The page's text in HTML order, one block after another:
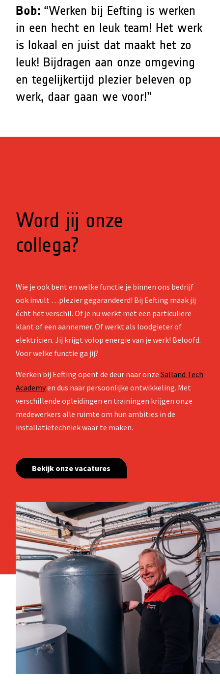
Bob: “Werken bij Eefting is werken
in een hecht en leuk team! Het werk
is lokaal en juist dat maakt het zo
leuk! Bijdragen aan onze omgeving
en tegelijkertijd plezier beleven op
werk, daar gaan we voor!”
Word jij onze
collega?
Wie je ook bent en welke functie je binnen ons bedrijf
ook invult …plezier gegarandeerd! Bij Eefting maak jij
écht het verschil. Of je nu werkt met een particuliere
klant of een aannemer. Of werkt als loodgieter of
elektricien. Jij krijgt volop energie van je werk! Beloofd.
Voor welke functie ga jij?
Werken bij Eefting opent de deur naar onze Salland Tech
Academyen dus naar persoonlijke ontwikkeling. Met
verschillende opleidingen en trainingen krijgen onze
medewerkers alle ruimte om hun ambities in de
installatietechniek waar te maken.
Bekijk onze vacatures